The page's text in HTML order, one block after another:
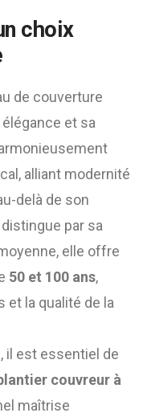
choix
de couverture
et sa
alliant modernité
delà de son
par sa
elle offre
50 et 100 ans,
la qualité de la
il est essentiel de
couvreur à
maîtrise